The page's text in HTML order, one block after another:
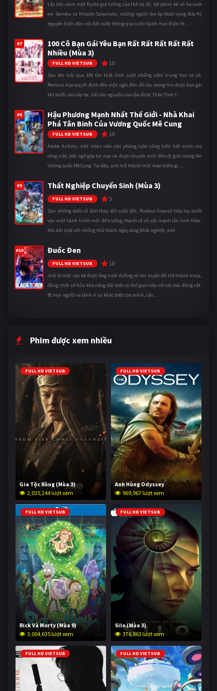
Lấy bối cảnh một Kyoto giả tưởng của thế kỷ 20, bộ phim kể về hai anh
em Seiroku và Kihachi Sakamoto, những người ôm ấp khát vọng đưa Kỷ
nguyên Điện đến với đất nước thông qua cuốn Danh mục Điện th ...
#7
100 Cô Bạn Gái Yêu Bạn Rất Rất Rất Rất Rất
Nhiều (Mùa 3)
FULL HD VIETSUB 10
Sau khi trải qua 100 lần thất tình suốt những năm trung học cơ sở,
Rentaro Aijo quyết định đến một ngôi đền để cầu mong tìm được bạn gái
khi bước vào cấp ba. Lời cầu nguyện của cậu được Thần Tình Y ...
#8
Hậu Phương Mạnh Nhất Thế Giới - Nhà Khai
Phá Tân Binh Của Vương Quốc Mê Cung
FULL HD VIETSUB 10
Atobe Arihito, một nhân viên văn phòng luôn cống hiến hết mình cho
công việc, bất ngờ gặp tai nạn và được chuyển sinh đến dị giới mang tên
Vương quốc Mê Cung. Tại đây, anh trở thành một mạo hiểm gi ...
#9 Thất Nghiệp Chuyển Sinh (Mùa 3)
FULL HD VIETSUB 5
Sau những biến cố làm thay đổi cuộc đời, Rudeus Greyrat tiếp tục bước
vào một hành trình mới để trưởng thành cả về sức mạnh lẫn tinh thần.
Khi đối mặt với những thử thách ngày càng khắc nghiệt, anh ...
#10 Đuốc Đen
FULL HD VIETSUB 10
Jirô là một cậu bé được ông nuôi dưỡng và rèn luyện để trở thành ninja,
đồng thời sở hữu khả năng đặc biệt có thể giao tiếp với các loài động vật.
Bị mọi người xa lánh vì sự khác biệt của mình, cậu ...
Phim được xem nhiều
FULL HD VIETSUB
Gia Tộc Rồng (Mùa 3)
2,035,244 lượt xem
FULL HD VIETSUB
Anh Hùng Odyssey
969,967 lượt xem
FULL HD VIETSUB
Rick Và Morty (Mùa 9)
3,004,635 lượt xem
FULL HD VIETSUB
Silo (Mùa 3)
378,863 lượt xem
FULL HD VIETSUB FULL HD VIETSUB